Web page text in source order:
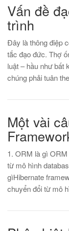
Vấn đề
trình
Đây là thông điệp
tắc đạo đức. Thợ
luật – hầu như bất
chúng phải tuân
Một vài
1. ORM là gì
từ mô hình
gìHibernate
chuyển đổi từ mô